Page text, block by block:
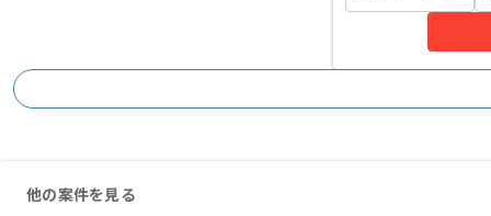
他の案件を見る